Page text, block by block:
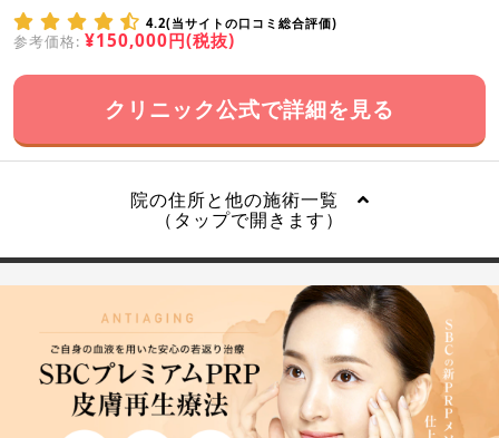
4.2(当サイトの口コミ総合評価)
参考価格: ¥150,000円(税抜)
クリニック公式で詳細を見る
院の住所と他の施術一覧
（タップで開きます）